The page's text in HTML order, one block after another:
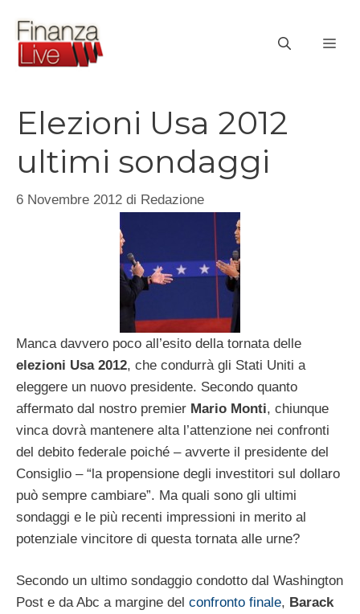
contenuto
Elezioni Usa 2012
ultimi sondaggi
6 Novembre 2012 di Redazione
Manca davvero poco all’esito della tornata delle
elezioni Usa 2012, che condurrà gli Stati Uniti a
eleggere un nuovo presidente. Secondo quanto
affermato dal nostro premier Mario Monti, chiunque
vinca dovrà mantenere alta l’attenzione nei confronti
del debito federale poiché – avverte il presidente del
Consiglio – “la propensione degli investitori sul dollaro
può sempre cambiare”. Ma quali sono gli ultimi
sondaggi e le più recenti impressioni in merito al
potenziale vincitore di questa tornata alle urne?
Secondo un ultimo sondaggio condotto dal Washington
Post e da Abc a margine del confronto finale, Barack